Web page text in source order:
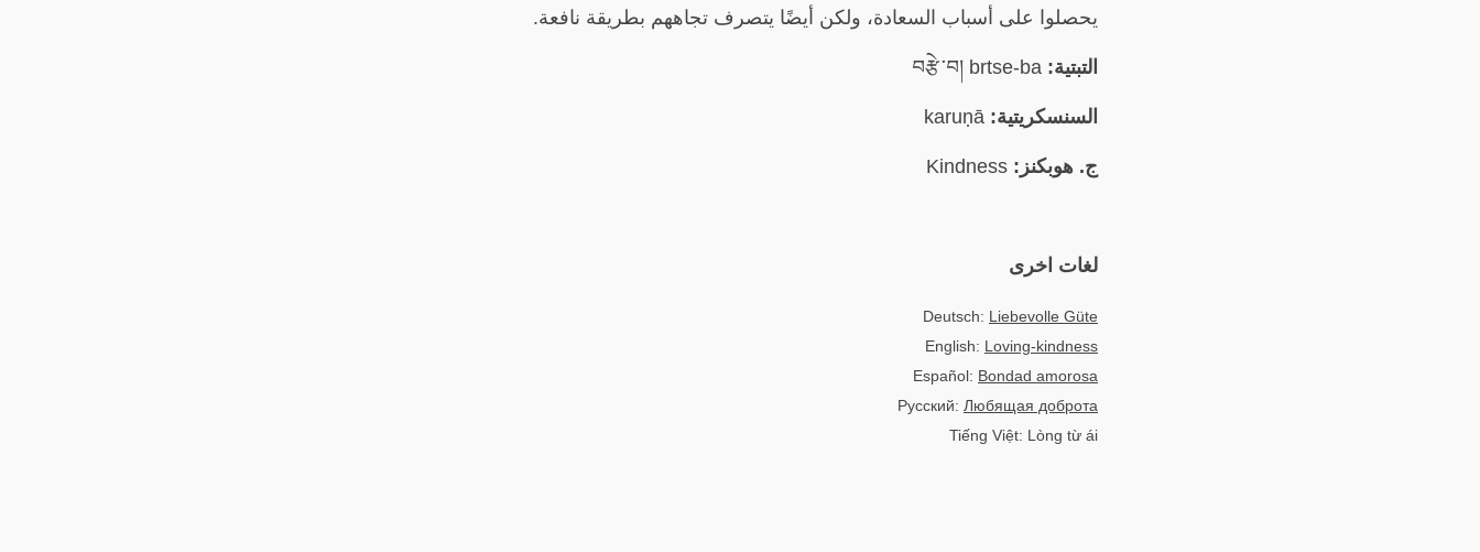
يحصلوا على أسباب السعادة، ولكن أيضًا يتصرف تجاههم بطريقة نافعة.
التبتية:
السنسكريتية:
ج. هوبكنز:
لغات اخرى
Deutsch: Liebevolle Güte
English: Loving-kindness
Español: Bondad amorosa
Русский: Любящая доброта
Tiếng Việt: Lòng từ ái